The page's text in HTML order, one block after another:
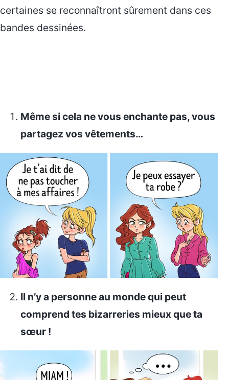
certaines se reconnaîtront sûrement dans ces
bandes dessinées.
Même si cela ne vous enchante pas, vous
partagez vos vêtements…
Il n’y a personne au monde qui peut
comprend tes bizarreries mieux que ta
sœur !